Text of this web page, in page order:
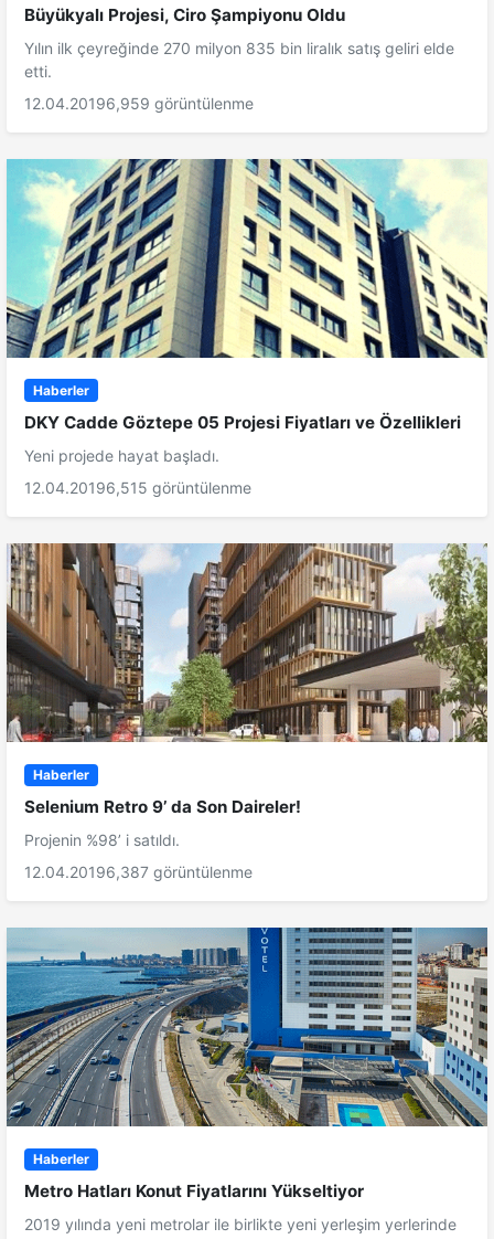
Büyükyalı Projesi, Ciro Şampiyonu Oldu
Yılın ilk çeyreğinde 270 milyon 835 bin liralık satış geliri elde
etti.
12.04.20196,959 görüntülenme
Haberler
DKY Cadde Göztepe 05 Projesi Fiyatları ve Özellikleri
Yeni projede hayat başladı.
12.04.20196,515 görüntülenme
Haberler
Selenium Retro 9’ da Son Daireler!
Projenin %98’ i satıldı.
12.04.20196,387 görüntülenme
Haberler
Metro Hatları Konut Fiyatlarını Yükseltiyor
2019 yılında yeni metrolar ile birlikte yeni yerleşim yerlerinde